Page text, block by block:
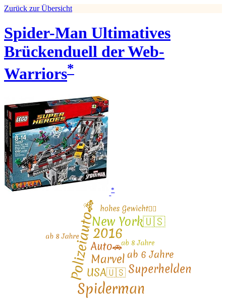
Zurück zur Übersicht
Spider-Man Ultimatives
Brückenduell der Web-
Warriors*
*